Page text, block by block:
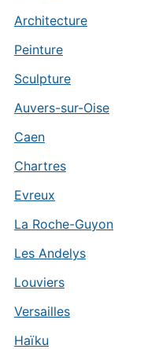
Architecture
Peinture
Sculpture
Auvers-sur-Oise
Caen
Chartres
Evreux
La Roche-Guyon
Les Andelys
Louviers
Versailles
Haïku